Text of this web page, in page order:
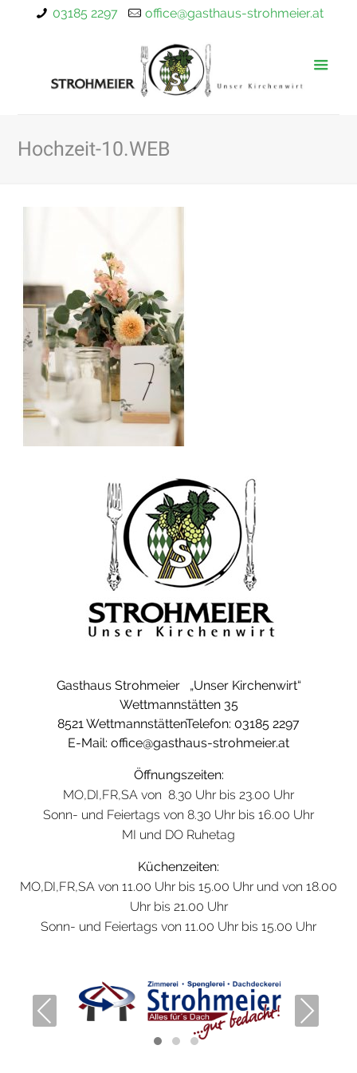
03185 2297 office@gasthaus-strohmeier.at
Hochzeit-10.WEB
Gasthaus Strohmeier „Unser Kirchenwirt“
Wettmannstätten 35
8521 WettmannstättenTelefon: 03185 2297
E-Mail: office@gasthaus-strohmeier.at
Öffnungszeiten:
MO,DI,FR,SA von 8.30 Uhr bis 23.00 Uhr
Sonn- und Feiertags von 8.30 Uhr bis 16.00 Uhr
MI und DO Ruhetag
Küchenzeiten:
MO,DI,FR,SA von 11.00 Uhr bis 15.00 Uhr und von 18.00
Uhr bis 21.00 Uhr
Sonn- und Feiertags von 11.00 Uhr bis 15.00 Uhr
Previous Next